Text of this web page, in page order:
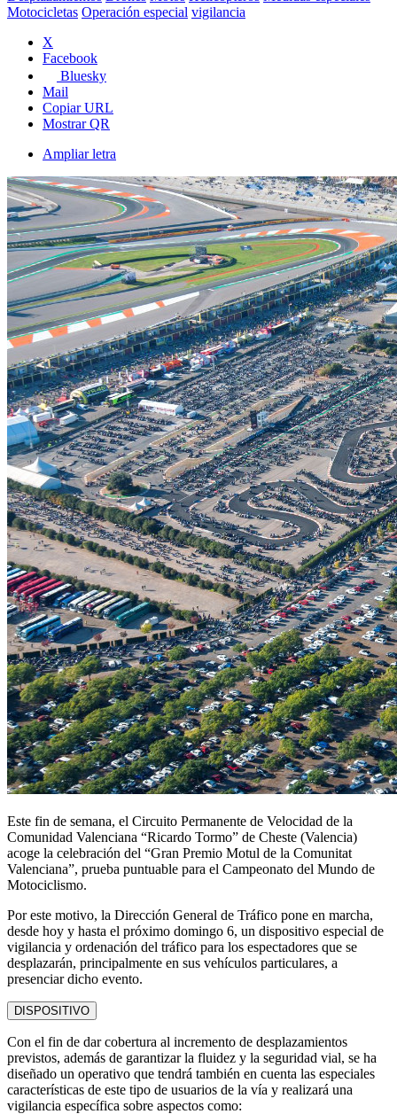
Motocicletas Operación especial vigilancia
X
Facebook
Bluesky
Mail
Copiar URL
Mostrar QR
Ampliar letra
Este fin de semana, el Circuito Permanente de Velocidad de la
Comunidad Valenciana “Ricardo Tormo” de Cheste (Valencia)
acoge la celebración del “Gran Premio Motul de la Comunitat
Valenciana”, prueba puntuable para el Campeonato del Mundo de
Motociclismo.
Por este motivo, la Dirección General de Tráfico pone en marcha,
desde hoy y hasta el próximo domingo 6, un dispositivo especial de
vigilancia y ordenación del tráfico para los espectadores que se
desplazarán, principalmente en sus vehículos particulares, a
presenciar dicho evento.
DISPOSITIVO
Con el fin de dar cobertura al incremento de desplazamientos
previstos, además de garantizar la fluidez y la seguridad vial, se ha
diseñado un operativo que tendrá también en cuenta las especiales
características de este tipo de usuarios de la vía y realizará una
vigilancia específica sobre aspectos como: